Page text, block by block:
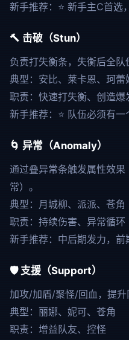
新手推荐：⭐ 新手主C首选
🔨 击破（Stun）
负责打失衡条，失衡后全队
典型：安比、莱卡恩、珂蕾
职责：快速打失衡、创造爆
新手推荐：⭐ 队伍必须有一
🌀 异常（Anomaly）
通过叠异常条触发属性效
常）。
典型：月城柳、派派、苍角
职责：持续伤害、异常循环
新手推荐：中后期发力，
🛡️ 支援（Support）
加攻/加盾/聚怪/回血，提升
典型：丽娜、妮可、苍角
职责：增益队友、控怪